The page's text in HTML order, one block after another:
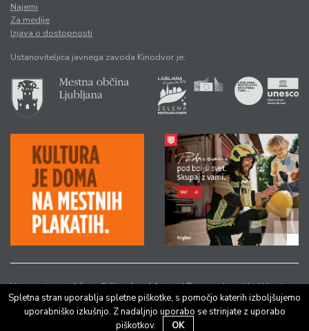
Najemi
Za medije
Izjava o dostopnosti
Ustanoviteljica javnega zavoda Kinodvor je:
Vse pravice pridržane © Kinodvor |Avtorji|Pravno obvestilo|Varstvo
osebnih podatkov
Spletna stran uporablja spletne piškotke, s pomočjo katerih izboljšujemo
uporabniško izkušnjo. Z nadaljnjo uporabo se strinjate z uporabo
piškotkov.
OK